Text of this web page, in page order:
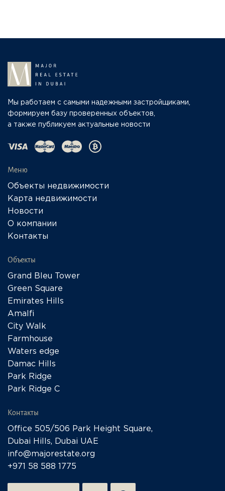
Мы работаем с самыми надежными застройщиками,
формируем базу проверенных объектов,
а также публикуем актуальные новости
Меню
Объекты недвижимости
Карта недвижимости
Новости
О компании
Контакты
Объекты
Grand Bleu Tower
Green Square
Emirates Hills
Amalfi
City Walk
Farmhouse
Waters edge
Damac Hills
Park Ridge
Park Ridge C
Контакты
Office 505/506 Park Height Square,
Dubai Hills, Dubai UAE
info@majorestate.org
+971 58 588 1775